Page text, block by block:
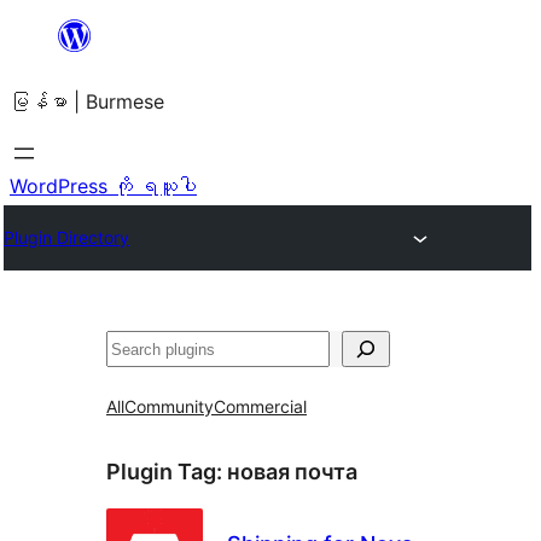
အကြောင်းအရာ
ကျော်သွား
ရန်
မြန်မာ | Burmese
WordPress ကို ရယူပါ
Plugin Directory
ရှာ
AllCommunityCommercial
Plugin Tag: новая почта